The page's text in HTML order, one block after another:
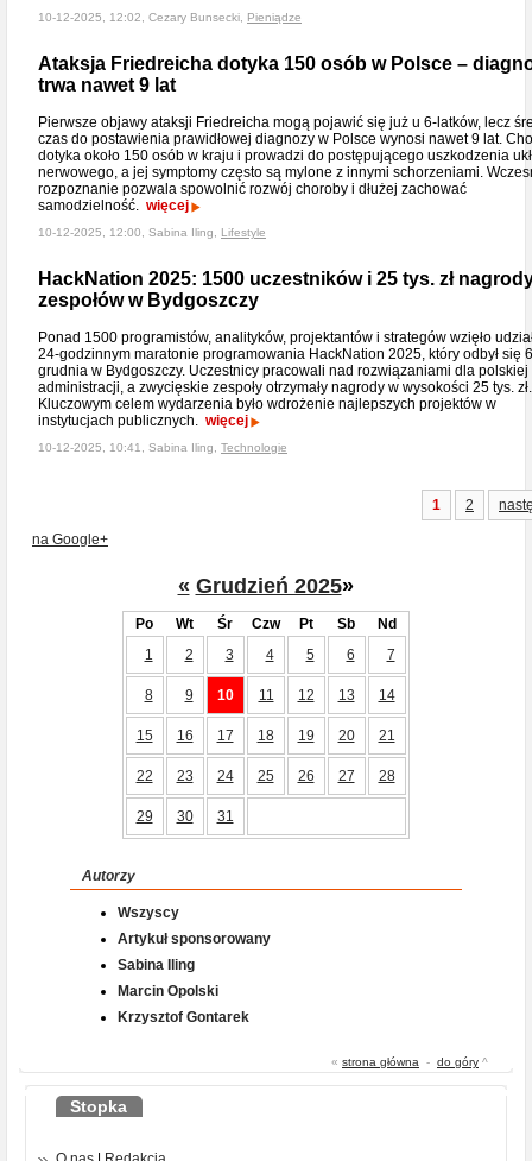
10-12-2025, 12:02, Cezary Bunsecki, Pieniądze
Ataksja Friedreicha dotyka 150 osób w Polsce –
trwa nawet 9 lat
Pierwsze objawy ataksji Friedreicha mogą pojawić się już u 6-latków, lecz
czas do postawienia prawidłowej diagnozy w Polsce wynosi nawet 9 lat.
dotyka około 150 osób w kraju i prowadzi do postępującego uszkodzenia
nerwowego, a jej symptomy często są mylone z innymi schorzeniami.
rozpoznanie pozwala spowolnić rozwój choroby i dłużej zachować
samodzielność. więcej
10-12-2025, 12:00, Sabina Iling, Lifestyle
HackNation 2025: 1500 uczestników i 25 tys. zł
zespołów w Bydgoszczy
Ponad 1500 programistów, analityków, projektantów i strategów wzięło
24-godzinnym maratonie programowania HackNation 2025, który odbył się
grudnia w Bydgoszczy. Uczestnicy pracowali nad rozwiązaniami dla polskiej
administracji, a zwycięskie zespoły otrzymały nagrody w wysokości 25 tys. zł.
Kluczowym celem wydarzenia było wdrożenie najlepszych projektów w
instytucjach publicznych. więcej
10-12-2025, 10:41, Sabina Iling, Technologie
1 2
na Google+
« Grudzień 2025»
Po Wt Śr Czw Pt Sb
Nd
1
2 3 4 5 6 7
8 9 10 11 12 13 14
15 16 17 18 19 20 21
22 23 24 25 26 27 28
29 30 31
Autorzy
Wszyscy
Artykuł sponsorowany
Sabina Iling
Marcin Opolski
Krzysztof Gontarek
« strona główna - do góry ^
Stopka